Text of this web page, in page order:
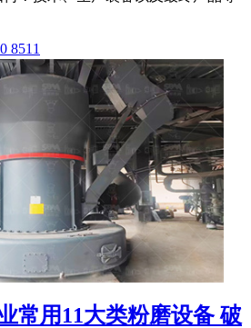
8511
常用11大类粉磨设备 破